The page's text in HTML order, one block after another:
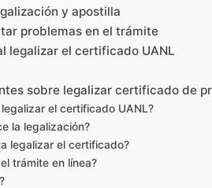
y apostilla
problemas en el trámite
legalizar el certificado UANL
sobre legalizar certificado de
el certificado UANL?
la legalización?
legalizar el certificado?
trámite en línea?